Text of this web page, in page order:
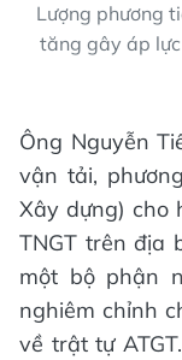
Lượng phương
tăng gây áp
Ông Nguyễn
vận tải,
Xây dựng) cho
TNGT trên địa
một bộ phận
nghiêm chỉnh
về trật tự